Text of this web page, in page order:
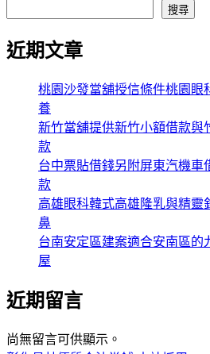
搜尋
近期文章
桃園沙發當舖授信條件桃園眼
養
新竹當舖提供新竹小額借款與
款
台中票貼借錢另附屏東汽機車
款
高雄眼科韓式高雄隆乳與精靈
鼻
台南安定區建案適合安南區的
屋
近期留言
尚無留言可供顯示。